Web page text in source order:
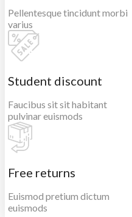
Pellentesque tincidunt morbi
varius
Student discount
Faucibus sit sit habitant
pulvinar euismods
Free returns
Euismod pretium dictum
euismods